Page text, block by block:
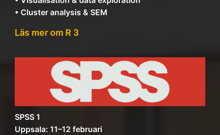
• Cluster analysis & SEM
Läs mer om R 3
SPSS 1
Uppsala: 11–12 februari